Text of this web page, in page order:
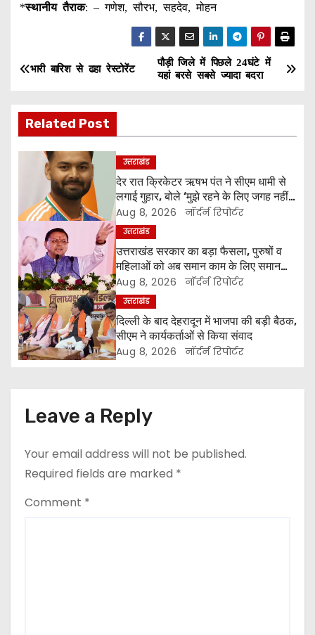
*स्थानीय तैराक: – गणेश, सौरभ, सहदेव, मोहन
P
s
t
a
v
i
g
a
t
o
n
पौड़ी जिले में पिछले 24घंटे में
यहां बरसे सबसे ज्यादा बदरा
भारी बारिश से ढहा रेस्टोरेंट
Related Post
उत्तराखंड
देर रात क्रिकेटर ऋषभ पंत ने सीएम धामी से
लगाई गुहार, बोले ‘मुझे रहने के लिए जगह नहीं
मिल रही’
Aug 8, 2026 नॉर्दर्न रिपोर्टर
उत्तराखंड
उत्तराखंड सरकार का बड़ा फैसला, पुरुषों व
महिलाओं को अब समान काम के लिए समान
वेतन
Aug 8, 2026 नॉर्दर्न रिपोर्टर
उत्तराखंड
दिल्ली के बाद देहरादून में भाजपा की बड़ी बैठक,
सीएम ने कार्यकर्ताओं से किया संवाद
Aug 8, 2026 नॉर्दर्न रिपोर्टर
Leave a Reply
Your email address will not be published.
Required fields are marked *
Comment *